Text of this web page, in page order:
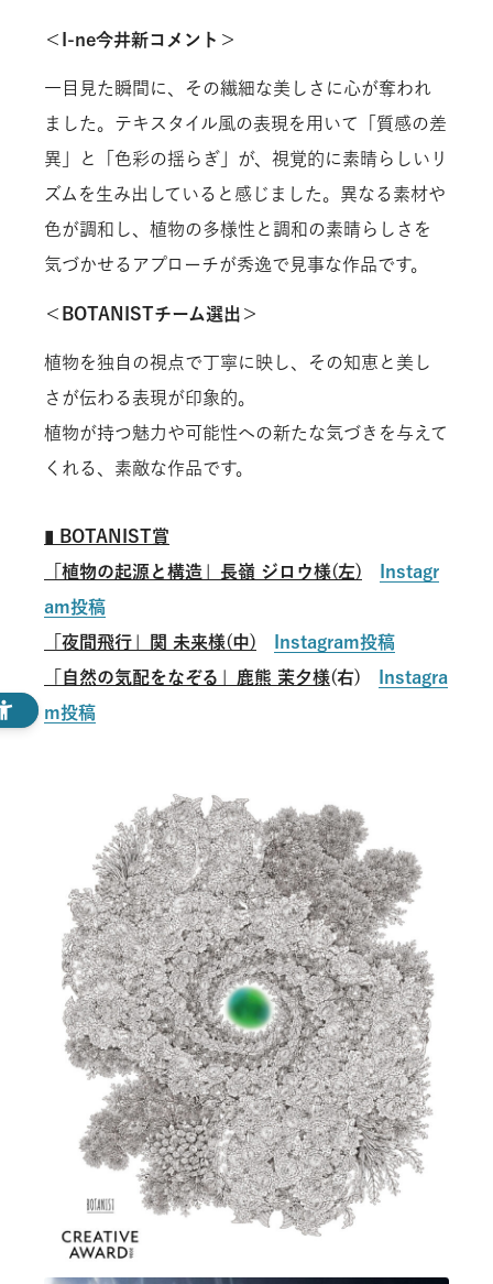
＜I-ne今井新コメント＞
一目見た瞬間に、その繊細な美しさに心が奪われ
ました。テキスタイル風の表現を用いて「質感の差
異」と「色彩の揺らぎ」が、視覚的に素晴らしいリ
ズムを生み出していると感じました。異なる素材や
色が調和し、植物の多様性と調和の素晴らしさを
気づかせるアプローチが秀逸で見事な作品です。
＜BOTANISTチーム選出＞
植物を独自の視点で丁寧に映し、その知恵と美し
さが伝わる表現が印象的。
植物が持つ魅力や可能性への新たな気づきを与えて
くれる、素敵な作品です。
▮ BOTANIST賞
「植物の起源と構造」長嶺 ジロウ様(左)
Instagr
am投稿
「夜間飛行」関 未来様(中)
Instagram投稿
「自然の気配をなぞる」鹿熊 茉夕様(右)
Instagra
m投稿